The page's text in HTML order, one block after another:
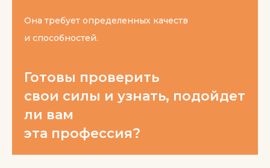
Она требует определенных качеств
и способностей.
Готовы проверить
свои силы и узнать, подойдет
ли вам
эта профессия?